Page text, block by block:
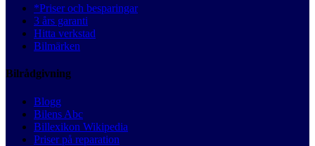
*Priser och besparingar
3 års garanti
Hitta verkstad
Bilmärken
Bilrådgivning
Blogg
Bilens Abc
Billexikon Wikipedia
Priser på reparation